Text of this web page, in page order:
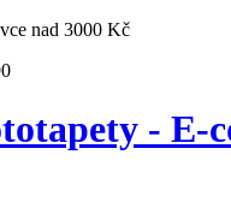
nad 3000 Kč
- E-